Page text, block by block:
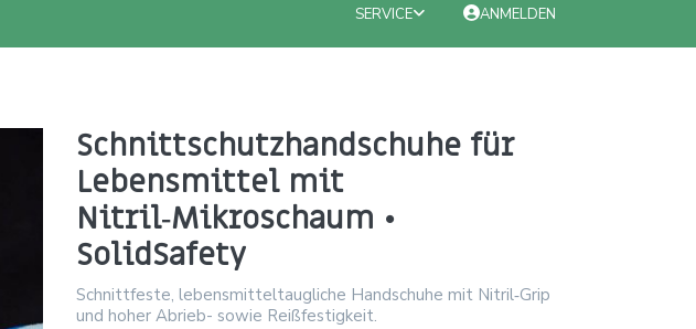
SERVICE ANMELDEN
Schnittschutzhandschuhe für
Lebensmittel mit
Nitril‑Mikroschaum •
SolidSafety
Schnittfeste, lebensmitteltaugliche Handschuhe mit Nitril‑Grip
und hoher Abrieb- sowie Reißfestigkeit.